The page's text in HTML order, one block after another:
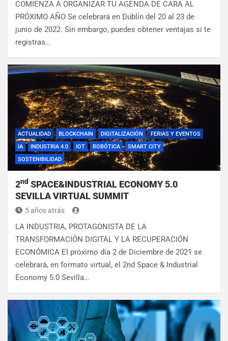
COMIENZA A ORGANIZAR TU AGENDA DE CARA AL
PRÓXIMO AÑO Se celebrará en Dublín del 20 al 23 de
junio de 2022. Sin embargo, puedes obtener ventajas si te
registras…
ACTUALIDAD BLOCKCHAIN DIGITALIZACIÓN
FERIAS Y EVENTOS
IA
INDUSTRIA 4.0 IOT ROBÓTICA
SMART CITY
SOSTENIBILIDAD
2nd SPACE&INDUSTRIAL ECONOMY 5.0
SEVILLA VIRTUAL SUMMIT
5 años atrás
LA INDUSTRIA, PROTAGONISTA DE LA
TRANSFORMACIÓN DIGITAL Y LA RECUPERACIÓN
ECONÓMICA El próximo día 2 de Diciembre de 2021 se
celebrará, en formato virtual, el 2nd Space & Industrial
Economy 5.0 Sevilla…